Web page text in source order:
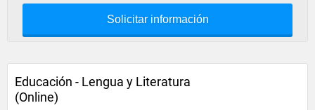
Solicitar información
Educación - Lengua y Literatura
(Online)